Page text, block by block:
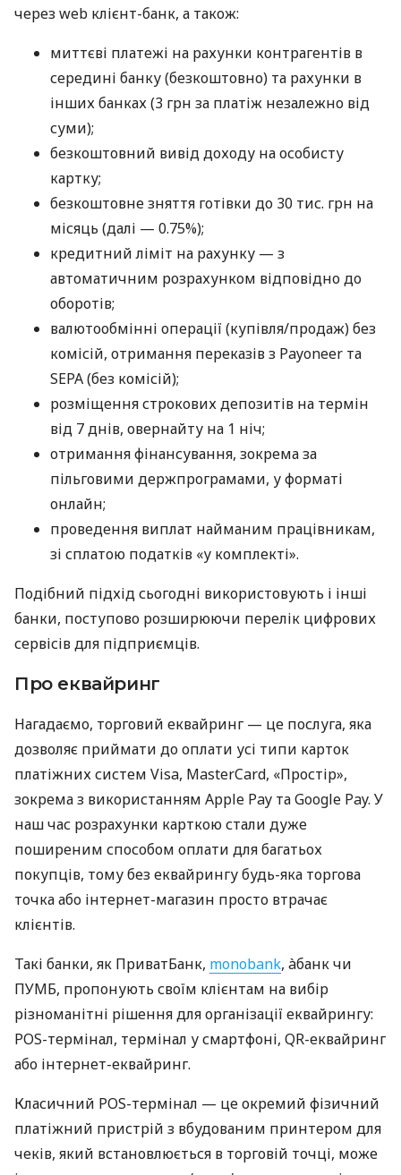
через web клієнт-банк, а також:
миттєві платежі на рахунки контрагентів в
середині банку (безкоштовно) та рахунки в
інших банках (3 грн за платіж незалежно від
суми);
безкоштовний вивід доходу на особисту
картку;
безкоштовне зняття готівки до 30 тис. грн на
місяць (далі — 0.75%);
кредитний ліміт на рахунку — з
автоматичним розрахунком відповідно до
оборотів;
валютообмінні операції (купівля/продаж) без
комісій, отримання переказів з Payoneer та
SEPA (без комісій);
розміщення строкових депозитів на термін
від 7 днів, овернайту на 1 ніч;
отримання фінансування, зокрема за
пільговими держпрограмами, у форматі
онлайн;
проведення виплат найманим працівникам,
зі сплатою податків «у комплекті».
Подібний підхід сьогодні використовують і інші
банки, поступово розширюючи перелік цифрових
сервісів для підприємців.
Про еквайринг
Нагадаємо, торговий еквайринг — це послуга, яка
дозволяє приймати до оплати усі типи карток
платіжних систем Visa, MasterCard, «Простір»,
зокрема з використанням Apple Pay та Google Pay. У
наш час розрахунки карткою стали дуже
поширеним способом оплати для багатьох
покупців, тому без еквайрингу будь-яка торгова
точка або інтернет-магазин просто втрачає
клієнтів.
Такі банки, як ПриватБанк, monobank, àбанк чи
ПУМБ, пропонують своїм клієнтам на вибір
різноманітні рішення для організації еквайрингу:
POS-термінал, термінал у смартфоні, QR-еквайринг
або інтернет-еквайринг.
Класичний POS-термінал — це окремий фізичний
платіжний пристрій з вбудованим принтером для
чеків, який встановлюється в торговій точці, може